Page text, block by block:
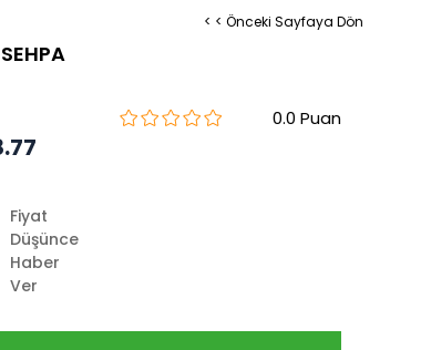
< < Önceki Sayfaya Dön
0.0
Fiyat
Düşünce
Haber
Ver